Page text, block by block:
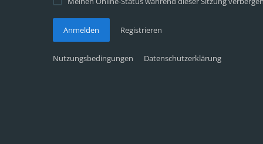
Anmelden Registrieren
Nutzungsbedingungen Datenschutzerklärung